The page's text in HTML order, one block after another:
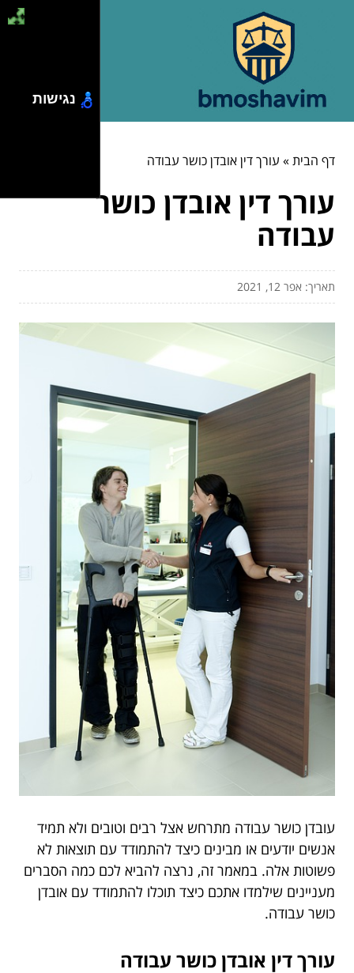
דף הבית» עורך דין אובדן כושר עבודה
עורך דין אובדן כושר
עבודה
תאריך: אפר 12, 2021
עובדן כושר עבודה מתרחש אצל רבים וטובים ולא תמיד
אנשים יודעים או מבינים כיצד להתמודד עם תוצאות לא
פשוטות אלה. במאמר זה, נרצה להביא לכם כמה הסברים
מעניינים שילמדו אתכם כיצד תוכלו להתמודד עם אובדן
כושר עבודה.
עורך דין אובדן כושר עבודה
נגישות